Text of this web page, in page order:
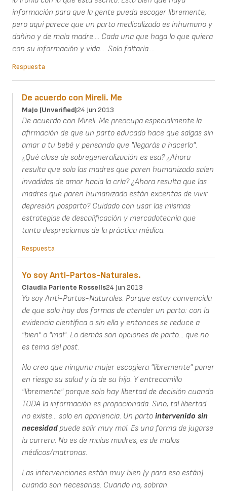
información para que la gente pueda escoger libremente,
pero aqui parece que un parto medicalizado es inhumano y
dañino y de mala madre.... Cada una que haga lo que quiera
con su información y vida.... Solo faltaría....
Respuesta
De acuerdo con Mireli. Me
MaJo (unverified)24 Jun 2013
De acuerdo con Mireli. Me preocupa especialmente la
afirmación de que un parto educado hace que salgas sin
amar a tu bebé y pensando que "llegarás a hacerlo".
¿Qué clase de sobregeneralización es esa? ¿Ahora
resulta que solo las madres que paren humanizado salen
invadidas de amor hacia la cría? ¿Ahora resulta que las
madres que paren humanizado están excentas de vivir
depresión posparto? Cuidado con usar las mismas
estrategias de descalificación y mercadotecnia que
tanto despreciamos de la práctica mèdica.
Respuesta
Yo soy Anti-Partos-Naturales.
Claudia Pariente Rossells24 Jun 2013
Yo soy Anti-Partos-Naturales. Porque estoy convencida
de que solo hay dos formas de atender un parto: con la
evidencia científica o sin ella y entonces se reduce a
"bien" o "mal". Lo demás son opciones de parto... que no
es tema del post.
No creo que ninguna mujer escogiera "libremente" poner
en riesgo su salud y la de su hijo. Y entrecomillo
"libremente" porque solo hay libertad de decisión cuando
TODA la información es propocionada. Sino, tal libertad
no existe... solo en apariencia. Un parto intervenido sin
necesidadpuede salir muy mal. Es una forma de jugarse
la carrera. No es de malas madres, es de malos
médicos/matronas.
Las intervenciones están muy bien (y para eso están)
cuando son necesarias. Cuando no, sobran.